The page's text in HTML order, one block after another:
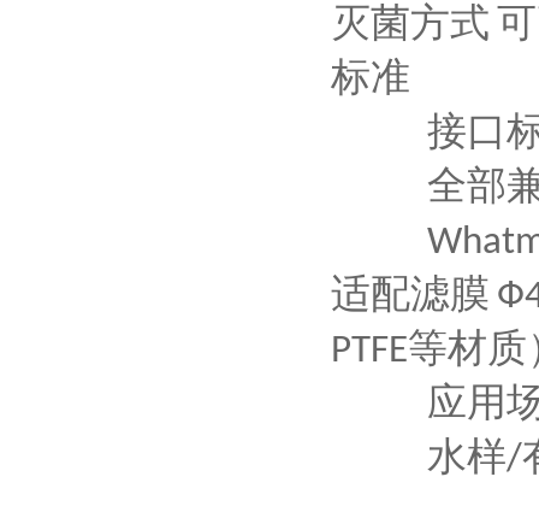
灭菌方式
标准
接口
全部
适配滤膜
PTFE等材质
应用
水样/